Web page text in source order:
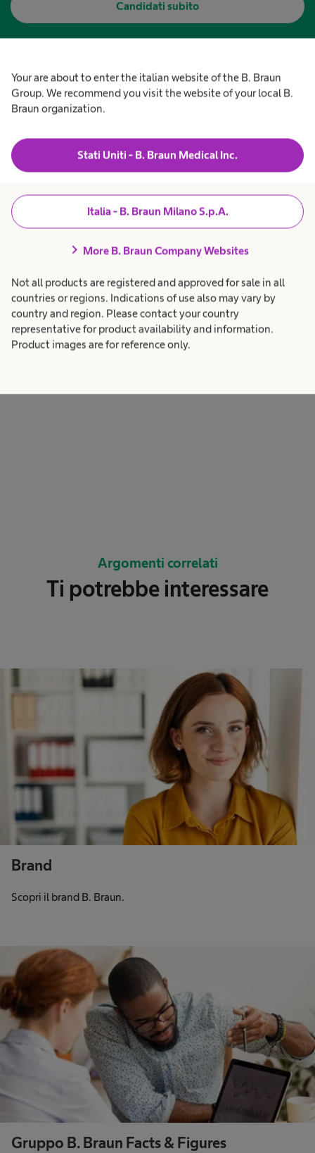
Your are about to enter the italian website of the B. Braun
Group. We recommend you visit the website of your local B.
Braun organization.
Stati Uniti - B. Braun Medical Inc.
Italia - B. Braun Milano S.p.A.
chevron_right More B. Braun Company Websites
Not all products are registered and approved for sale in all
countries or regions. Indications of use also may vary by
country and region. Please contact your country
representative for product availability and information.
Product images are for reference only.
Candidati subito
Argomenti correlati
Ti potrebbe interessare
Brand
Scopri il brand B. Braun.
Gruppo B. Braun Facts & Figures